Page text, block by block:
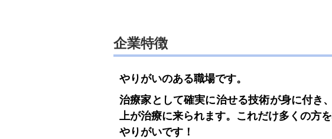
企業特徴
やりがいのある職場です。
治療家として確実に治せる技術が身に付き
上が治療に来られます。これだけ多くの方
やりがいです！